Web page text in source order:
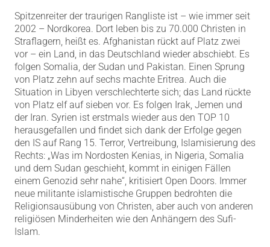
Spitzenreiter der traurigen Rangliste ist – wie immer seit
2002 – Nordkorea. Dort leben bis zu 70.000 Christen in
Straflagern, heißt es. Afghanistan rückt auf Platz zwei
vor – ein Land, in das Deutschland wieder abschiebt. Es
folgen Somalia, der Sudan und Pakistan. Einen Sprung
von Platz zehn auf sechs machte Eritrea. Auch die
Situation in Libyen verschlechterte sich; das Land rückte
von Platz elf auf sieben vor. Es folgen Irak, Jemen und
der Iran. Syrien ist erstmals wieder aus den TOP 10
herausgefallen und findet sich dank der Erfolge gegen
den IS auf Rang 15. Terror, Vertreibung, Islamisierung des
Rechts: „Was im Nordosten Kenias, in Nigeria, Somalia
und dem Sudan geschieht, kommt in einigen Fällen
einem Genozid sehr nahe“, kritisiert Open Doors. Immer
neue militante islamistische Gruppen bedrohten die
Religionsausübung von Christen, aber auch von anderen
religiösen Minderheiten wie den Anhängern des Sufi-
Islam.